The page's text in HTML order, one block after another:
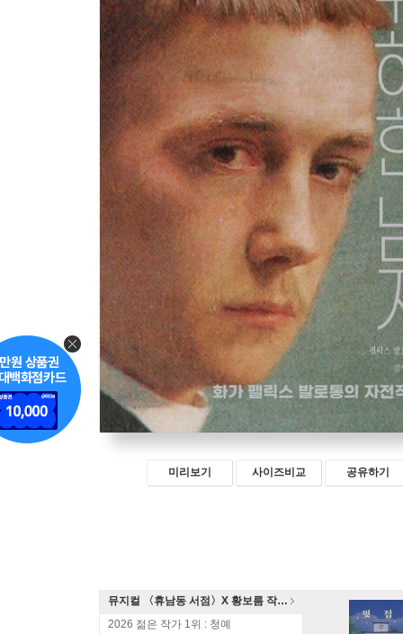
미리보기 사이즈비교 공유하기
뮤지컬 〈휴남동 서점〉X 황보름 작가 북토크
2026 젊은 작가 1위 : 청예